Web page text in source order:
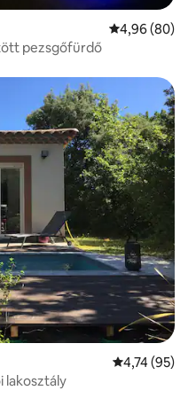
Átlagos
4,96 (80)
pezsgőfürdő
Átlagos
4,74 (95)
lakosztály